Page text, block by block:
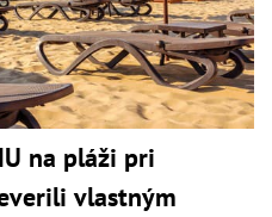
na pláži pri
vlastným